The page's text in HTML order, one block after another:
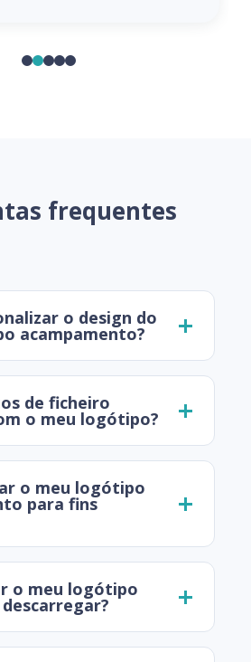
frequentes
o design do
acampamento?
de ficheiro
o meu logótipo?
o meu logótipo
para fins
o meu logótipo